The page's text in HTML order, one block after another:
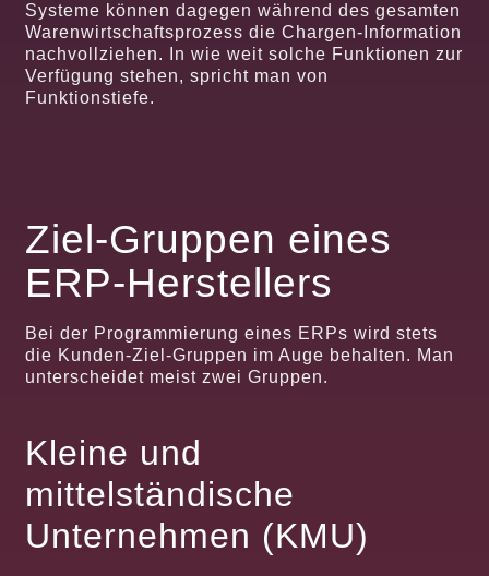
Systeme können dagegen während des gesamten
Warenwirtschaftsprozess die Chargen-Information
nachvollziehen. In wie weit solche Funktionen zur
Verfügung stehen, spricht man von
Funktionstiefe.
Ziel-Gruppen eines
ERP-Herstellers
Bei der Programmierung eines ERPs wird stets
die Kunden-Ziel-Gruppen im Auge behalten. Man
unterscheidet meist zwei Gruppen.
Kleine und
mittelständische
Unternehmen (KMU)